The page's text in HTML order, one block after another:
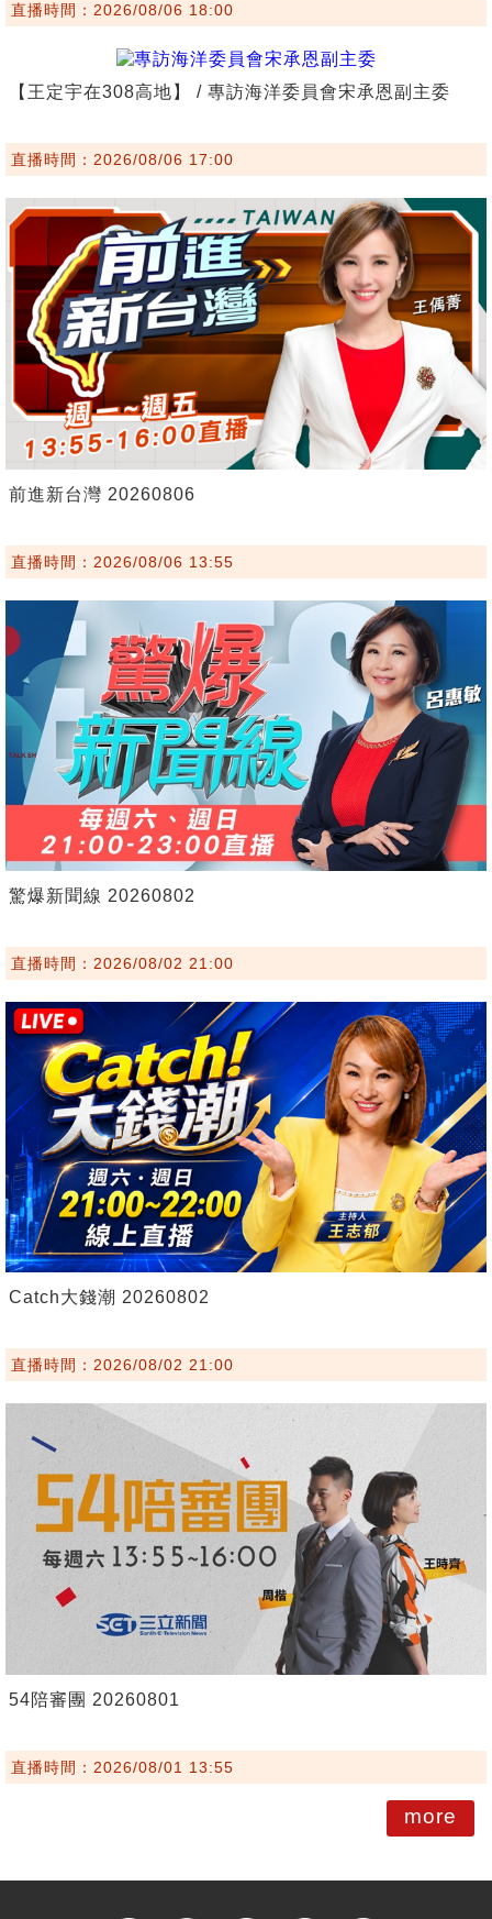
直播時間：2026/08/06 18:00
【王定宇在308高地】 / 專訪海洋委員會宋承恩副主委
直播時間：2026/08/06 17:00
前進新台灣 20260806
直播時間：2026/08/06 13:55
驚爆新聞線 20260802
直播時間：2026/08/02 21:00
Catch大錢潮 20260802
直播時間：2026/08/02 21:00
54陪審團 20260801
直播時間：2026/08/01 13:55
more